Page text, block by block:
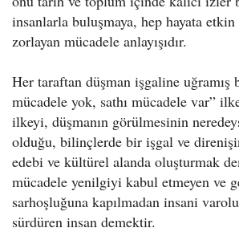
insanlarla buluşmaya, hep hayata
zorlayan mücadele anlayışıdır.
Her taraftan düşman işgaline uğramış
mücadele yok, sathı mücadele var”
ilkeyi, düşmanın görülmesinin
olduğu, bilinçlerde bir işgal ve
edebi ve kültürel alanda oluşturmak
mücadele yenilgiyi kabul etmeyen ve
sarhoşluğuna kapılmadan insani
sürdüren insan demektir.